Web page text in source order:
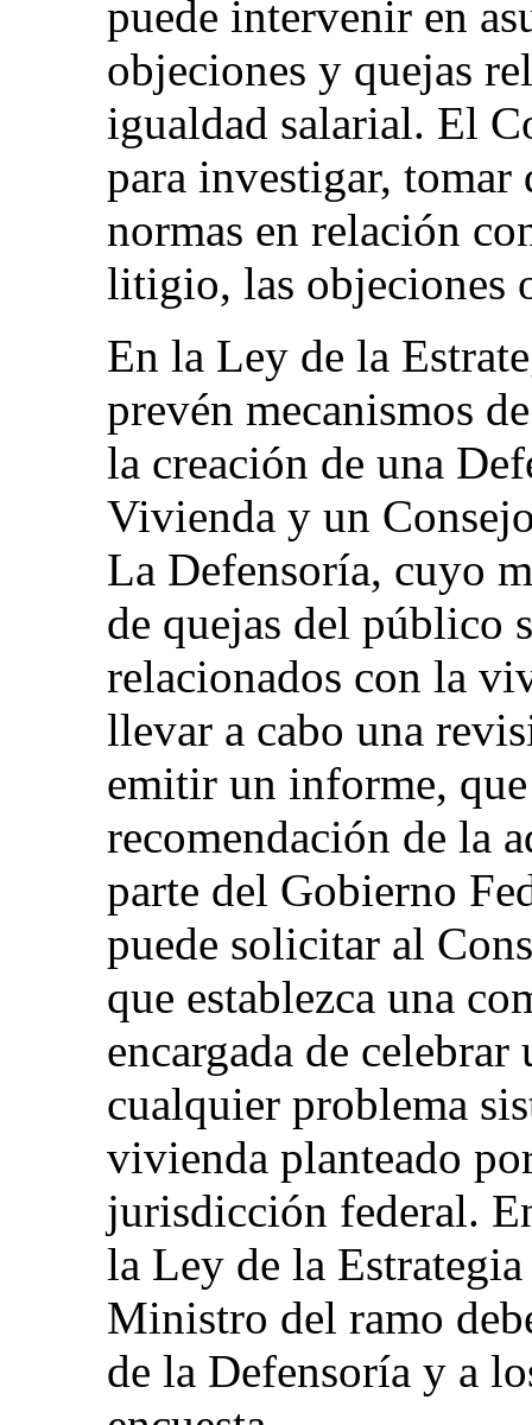
puede intervenir en
objeciones y quejas
igualdad salarial. El
para investigar, tomar
normas en relación
litigio, las objeciones
En la Ley de la
prevén mecanismos
la creación de una
Vivienda y un
La Defensoría, cuyo
de quejas del público
relacionados con la
llevar a cabo una
emitir un informe,
recomendación de la
parte del Gobierno
puede solicitar al
que establezca una
encargada de
cualquier problema
vivienda planteado
jurisdicción federal.
la Ley de la
Ministro del ramo
de la Defensoría y a